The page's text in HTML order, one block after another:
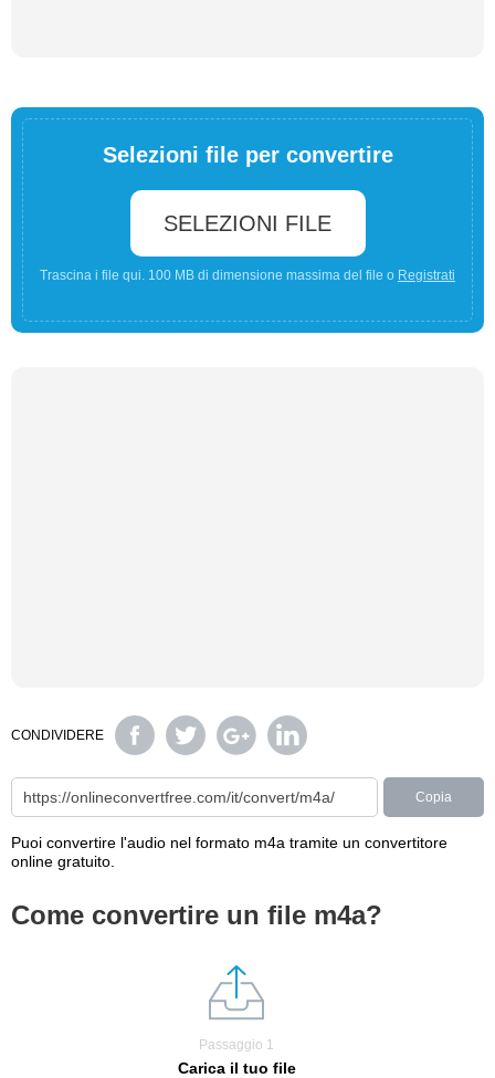
Selezioni file per convertire
SELEZIONI FILE
Trascina i file qui. 100 MB di dimensione massima del file o Registrati
CONDIVIDERE
Copia
Puoi convertire l'audio nel formato m4a tramite un convertitore
online gratuito.
Come convertire un file m4a?
Passaggio 1
Carica il tuo file